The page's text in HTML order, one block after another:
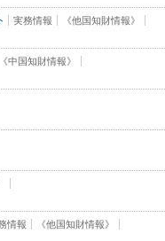
実務情報
《他国知財情報》
《中国知財情報》
情報
《他国知財情報》